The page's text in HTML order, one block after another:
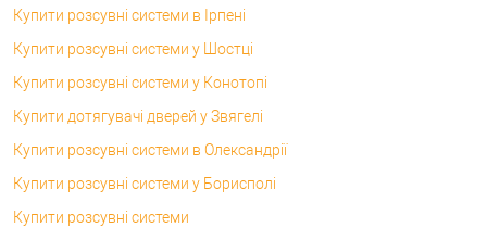
Купити розсувні системи в Ірпені
Купити розсувні системи у Шостці
Купити розсувні системи у Конотопі
Купити дотягувачі дверей у Звягелі
Купити розсувні системи в Олександрії
Купити розсувні системи у Борисполі
Купити розсувні системи